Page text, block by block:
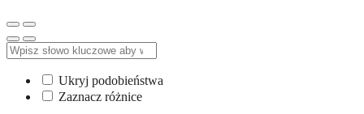
Ukryj podobieństwa
Zaznacz różnice